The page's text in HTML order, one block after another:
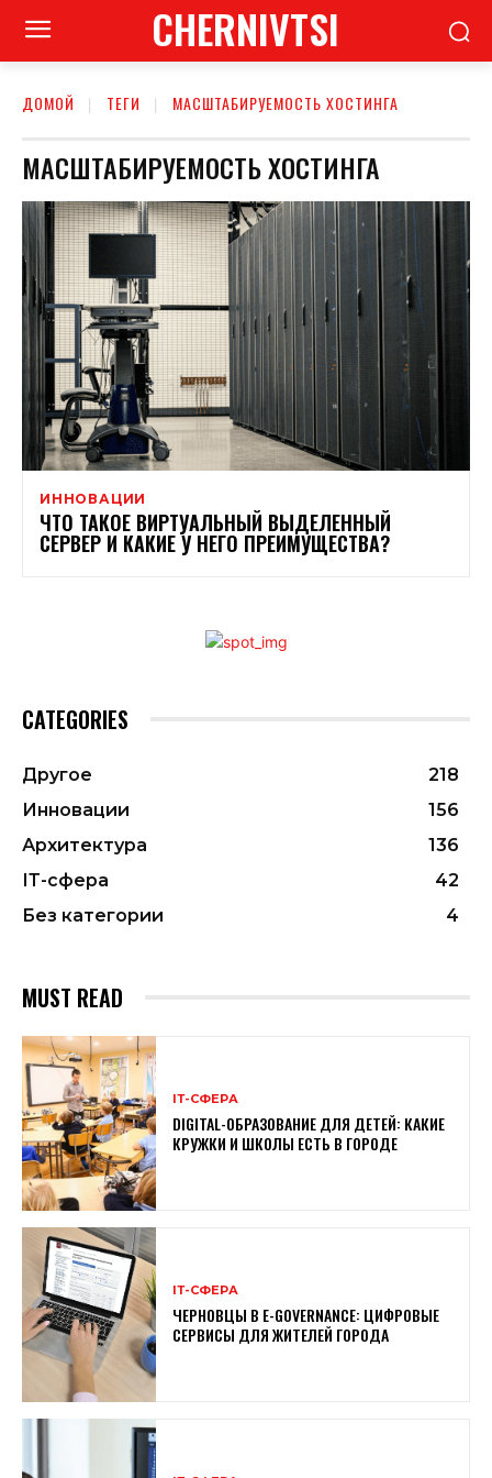
CHERNIVTSI
ДОМОЙ ТЕГИ МАСШТАБИРУЕМОСТЬ ХОСТИНГА
МАСШТАБИРУЕМОСТЬ ХОСТИНГА
ИННОВАЦИИ
ЧТО ТАКОЕ ВИРТУАЛЬНЫЙ ВЫДЕЛЕННЫЙ
СЕРВЕР И КАКИЕ У НЕГО ПРЕИМУЩЕСТВА?
CATEGORIES
Другое
218
Инновации
156
Архитектура
136
ІТ-сфера
42
Без категории
4
MUST READ
ІТ-СФЕРА
DIGITAL-ОБРАЗОВАНИЕ ДЛЯ ДЕТЕЙ: КАКИЕ
КРУЖКИ И ШКОЛЫ ЕСТЬ В ГОРОДЕ
ІТ-СФЕРА
ЧЕРНОВЦЫ В E-GOVERNANCE: ЦИФРОВЫЕ
СЕРВИСЫ ДЛЯ ЖИТЕЛЕЙ ГОРОДА